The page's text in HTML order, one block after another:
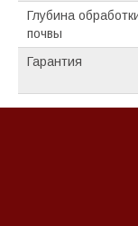
Глубина
почвы
Гарантия